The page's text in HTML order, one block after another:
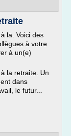
la. Voici des
à votre
à un(e)
la retraite. Un
dans
le futur...